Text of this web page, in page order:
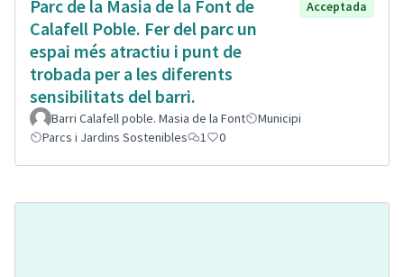
Parc de la Masia de la Font de
Calafell Poble. Fer del parc un
espai més atractiu i punt de
trobada per a les diferents
sensibilitats del barri.
Acceptada
Barri Calafell poble. Masia de la Font
Municipi
Parcs i Jardins Sostenibles
1 0